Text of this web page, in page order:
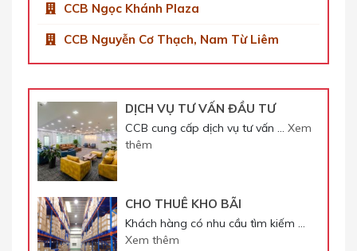
CCB Ngọc Khánh Plaza
CCB Nguyễn Cơ Thạch, Nam Từ Liêm
DỊCH VỤ TƯ VẤN ĐẦU TƯ
CCB cung cấp dịch vụ tư vấn … Xem
thêm
CHO THUÊ KHO BÃI
Khách hàng có nhu cầu tìm kiếm …
Xem thêm